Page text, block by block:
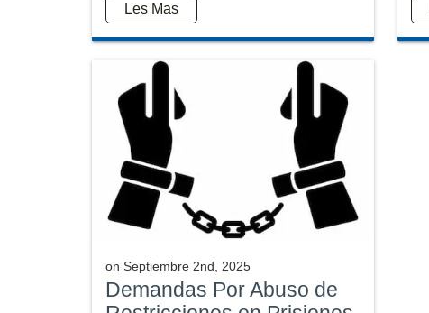
Les Mas
on Septiembre 2nd, 2025
Demandas Por Abuso de